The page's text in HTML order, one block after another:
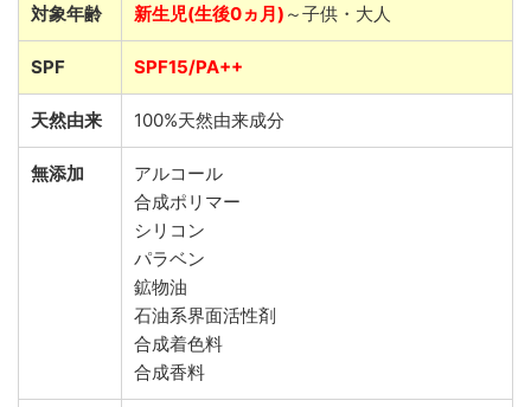
対象年齢 新生児(生後0ヵ月) ～子供・大人
SPF SPF15/PA++
天然由来 100%天然由来成分
無添加
アルコール
合成ポリマー
シリコン
パラベン
鉱物油
石油系界面活性剤
合成着色料
合成香料